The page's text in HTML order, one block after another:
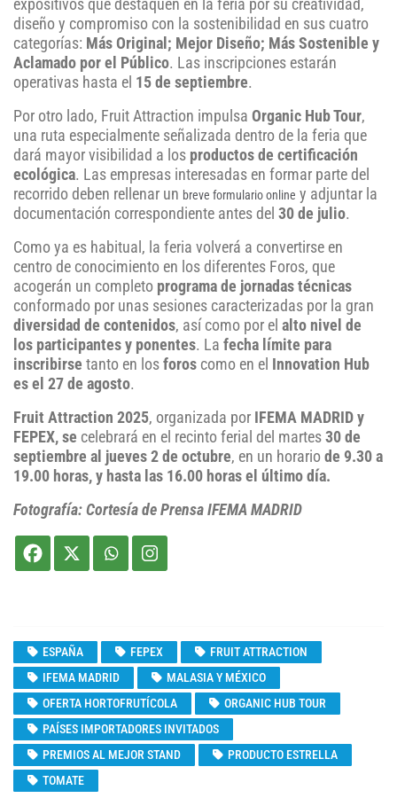
expositivos que destaquen en la feria por su creatividad,
diseño y compromiso con la sostenibilidad en sus cuatro
categorías: Más Original; Mejor Diseño; Más Sostenible y
Aclamado por el Público. Las inscripciones estarán
operativas hasta el 15 de septiembre.
Por otro lado, Fruit Attraction impulsa Organic Hub Tour,
una ruta especialmente señalizada dentro de la feria que
dará mayor visibilidad a los productos de certificación
ecológica. Las empresas interesadas en formar parte del
recorrido deben rellenar un breve formulario online y adjuntar la
documentación correspondiente antes del 30 de julio.
Como ya es habitual, la feria volverá a convertirse en
centro de conocimiento en los diferentes Foros, que
acogerán un completo programa de jornadas técnicas
conformado por unas sesiones caracterizadas por la gran
diversidad de contenidos, así como por el alto nivel de
los participantes y ponentes. La fecha límite para
inscribirse tanto en los foros como en el
Innovation Hub
es el 27 de agosto.
Fruit Attraction 2025, organizada por IFEMA MADRID y
FEPEX, se celebrará en el recinto ferial del martes 30 de
septiembre al jueves 2 de octubre, en un horario de 9.30 a
19.00 horas, y hasta las 16.00 horas el último día.
Fotografía: Cortesía de Prensa IFEMA MADRID
ESPAÑA FEPEX
FRUIT ATTRACTION
IFEMA MADRID
MALASIA Y MÉXICO
OFERTA HORTOFRUTÍCOLA
ORGANIC HUB TOUR
PAÍSES IMPORTADORES INVITADOS
PREMIOS AL MEJOR STAND
PRODUCTO ESTRELLA
TOMATE